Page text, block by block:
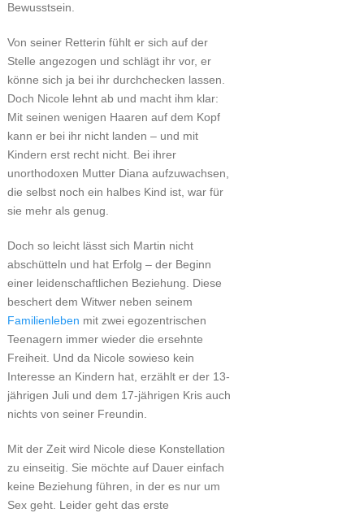
Bewusstsein.
Von seiner Retterin fühlt er sich auf der
Stelle angezogen und schlägt ihr vor, er
könne sich ja bei ihr durchchecken lassen.
Doch Nicole lehnt ab und macht ihm klar:
Mit seinen wenigen Haaren auf dem Kopf
kann er bei ihr nicht landen – und mit
Kindern erst recht nicht. Bei ihrer
unorthodoxen Mutter Diana aufzuwachsen,
die selbst noch ein halbes Kind ist, war für
sie mehr als genug.
Doch so leicht lässt sich Martin nicht
abschütteln und hat Erfolg – der Beginn
einer leidenschaftlichen Beziehung. Diese
beschert dem Witwer neben seinem
Familienleben mit zwei egozentrischen
Teenagern immer wieder die ersehnte
Freiheit. Und da Nicole sowieso kein
Interesse an Kindern hat, erzählt er der 13-
jährigen Juli und dem 17-jährigen Kris auch
nichts von seiner Freundin.
Mit der Zeit wird Nicole diese Konstellation
zu einseitig. Sie möchte auf Dauer einfach
keine Beziehung führen, in der es nur um
Sex geht. Leider geht das erste